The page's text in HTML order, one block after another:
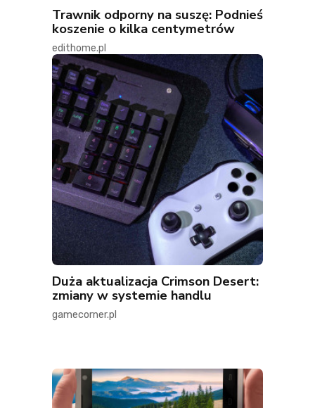
Trawnik odporny na suszę: Podnieś
koszenie o kilka centymetrów
edithome.pl
Duża aktualizacja Crimson Desert:
zmiany w systemie handlu
gamecorner.pl